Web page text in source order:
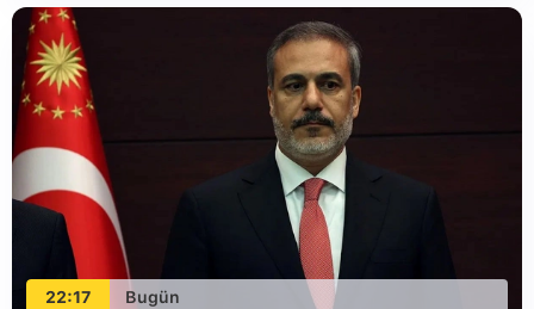
22:17 Bugün